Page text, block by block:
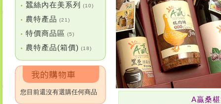
• 蠶絲內在美系列 (10)
• 農特產品 (21)
• 特價商品區 (5)
• 農特產品(箱價) (18)
您目前還沒有選購任何商品
A贏桑